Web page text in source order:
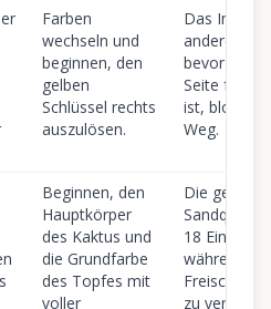
Farben
wechseln und
beginnen, den
gelben
Schlüssel rechts
auszulösen.
Das
anderer
bevor die
Seite
ist,
Weg.
Beginnen, den
Hauptkörper
des Kaktus und
die Grundfarbe
des Topfes mit
voller
Die gelbe
Sandquelle
18
während
zu